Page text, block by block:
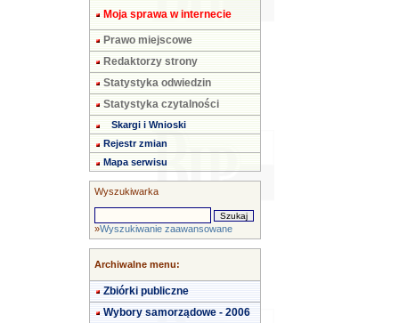
Moja sprawa w internecie
Prawo miejscowe
Redaktorzy strony
Statystyka odwiedzin
Statystyka czytalności
Skargi i Wnioski
Rejestr zmian
Mapa serwisu
Wyszukiwarka
»Wyszukiwanie zaawansowane
Archiwalne menu:
Zbiórki publiczne
Wybory samorządowe - 2006